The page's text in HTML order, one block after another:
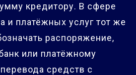
кредитору. В сфере
и платёжных услуг тот же
распоряжение,
или платёжному
средств с